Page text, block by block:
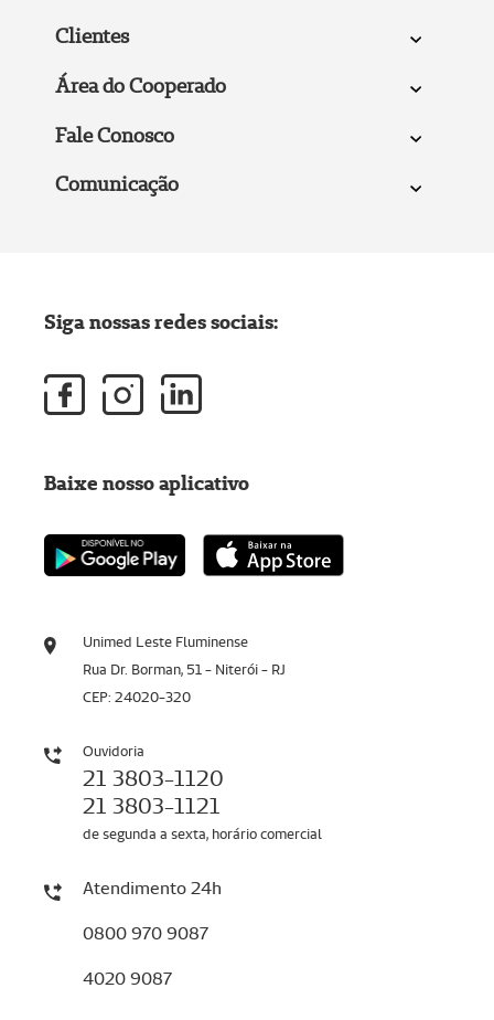
Clientes
Área do Cooperado
Fale Conosco
Comunicação
Unimed Leste Fluminense
Rua Dr. Borman, 51 - Niterói - RJ
CEP: 24020-320
Ouvidoria
21 3803-1120
21 3803-1121
de segunda a sexta, horário comercial
Atendimento 24h
0800 970 9087
4020 9087
Siga nossas redes sociais:
Baixe nosso aplicativo